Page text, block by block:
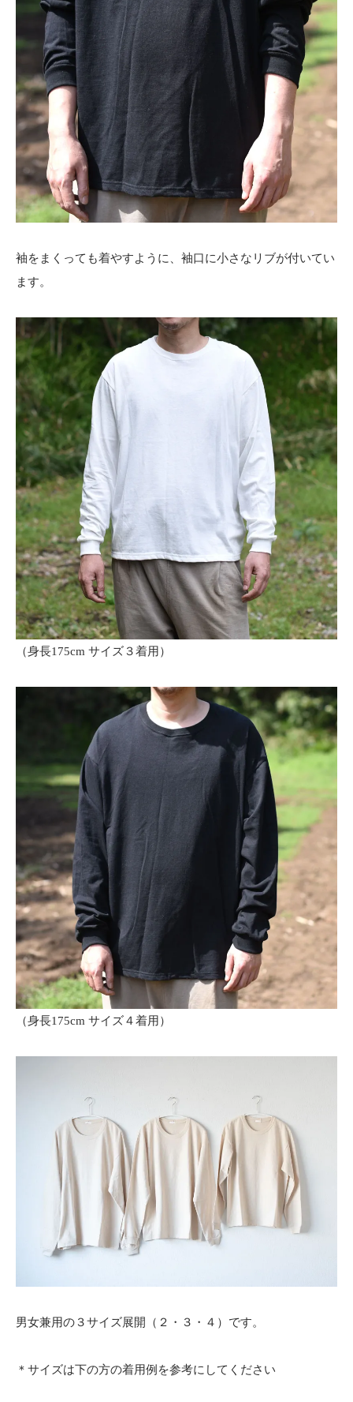
袖をまくっても着やすように、袖口に小さなリブが付いてい
ます。
（身長175cm サイズ３着用）
（身長175cm サイズ４着用）
男女兼用の３サイズ展開（２・３・４）です。
＊サイズは下の方の着用例を参考にしてください